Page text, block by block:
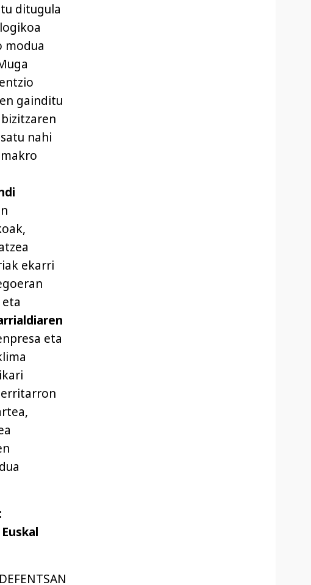
ditugula
modua
gainditu
nahi
ekarri
eta